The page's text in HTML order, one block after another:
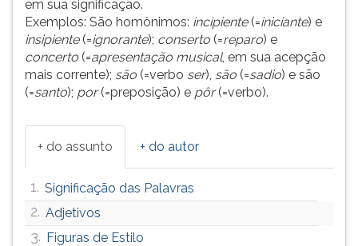
em sua significação.
Exemplos: São homônimos: incipiente (=iniciante) e
insipiente (=ignorante); conserto (=reparo) e
concerto (=apresentação musical, em sua acepção
mais corrente); são (=verbo ser), são (=sadio) e são
(=santo); por(=preposição) e pôr(=verbo).
+ do assunto + do autor
1. Significação das Palavras
2. Adjetivos
3. Figuras de Estilo